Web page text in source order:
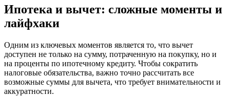
Ипотека и вычет: сложные моменты и
лайфхаки
Одним из ключевых моментов является то, что вычет
доступен не только на сумму, потраченную на покупку, но и
на проценты по ипотечному кредиту. Чтобы сократить
налоговые обязательства, важно точно рассчитать все
возможные суммы для вычета, что требует внимательности и
аккуратности.